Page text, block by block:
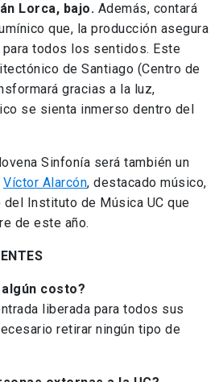
Lorca, bajo. Además, contará
que, la producción asegura
para todos los sentidos. Este
de Santiago (Centro de
gracias a la luz,
se sienta inmerso dentro del
Sinfonía será también un
Víctor Alarcón, destacado músico,
Instituto de Música UC que
de este año.
costo?
liberada para todos sus
retirar ningún tipo de